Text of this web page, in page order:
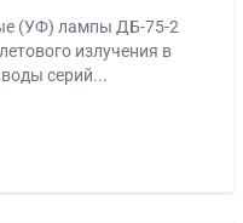
(УФ) лампы ДБ-75-2
излучения в
серий...